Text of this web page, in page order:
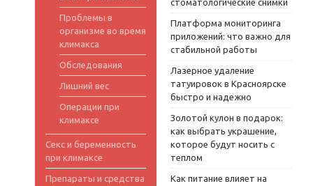
Проблемы в
организме во время
климакса
Обследования
Лишний вес
Операции при
климаксе
Секс и беременность
при климаксе
Препараты и средства
стоматологические снимки
Платформа мониторинга
приложений: что важно для
стабильной работы
Лазерное удаление
татуировок в Красноярске
быстро и надежно
Золотой кулон в подарок:
как выбрать украшение,
которое будут носить с
теплом
Как питание влияет на